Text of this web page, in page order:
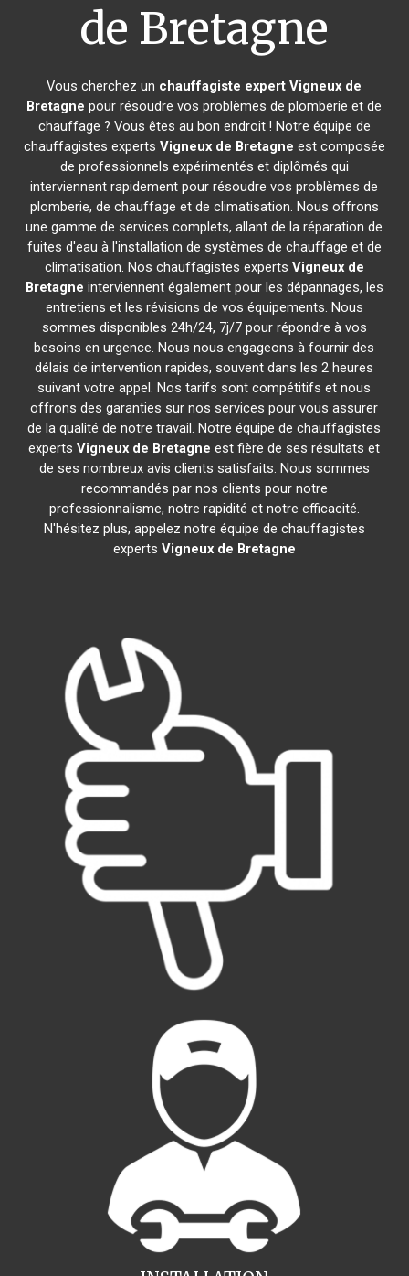
de Bretagne
Vous cherchez un chauffagiste expert Vigneux de
Bretagne pour résoudre vos problèmes de plomberie et de
chauffage ? Vous êtes au bon endroit ! Notre équipe de
chauffagistes experts Vigneux de Bretagne est composée
de professionnels expérimentés et diplômés qui
interviennent rapidement pour résoudre vos problèmes de
plomberie, de chauffage et de climatisation. Nous offrons
une gamme de services complets, allant de la réparation de
fuites d'eau à l'installation de systèmes de chauffage et de
climatisation. Nos chauffagistes experts Vigneux de
Bretagne interviennent également pour les dépannages, les
entretiens et les révisions de vos équipements. Nous
sommes disponibles 24h/24, 7j/7 pour répondre à vos
besoins en urgence. Nous nous engageons à fournir des
délais de intervention rapides, souvent dans les 2 heures
suivant votre appel. Nos tarifs sont compétitifs et nous
offrons des garanties sur nos services pour vous assurer
de la qualité de notre travail. Notre équipe de chauffagistes
expertsVigneux de Bretagne est fière de ses résultats et
de ses nombreux avis clients satisfaits. Nous sommes
recommandés par nos clients pour notre
professionnalisme, notre rapidité et notre efficacité.
N'hésitez plus, appelez notre équipe de chauffagistes
experts Vigneux de Bretagne